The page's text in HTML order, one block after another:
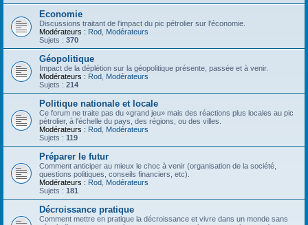
Economie
Discussions traitant de l'impact du pic pétrolier sur l'économie.
Modérateurs : Rod Modérateurs
Sujets : 370
Géopolitique
Impact de la déplétion sur la géopolitique présente, passée et à venir.
Modérateurs : Rod Modérateurs
Sujets : 214
Politique nationale et locale
Ce forum ne traite pas du «grand jeu» mais des réactions plus locales au pic
pétrolier, à l'échelle du pays, des régions, ou des villes.
Modérateurs : Rod Modérateurs
Sujets : 119
Préparer le futur
Comment anticiper au mieux le choc à venir (organisation de la société,
questions politiques, conseils financiers, etc).
Modérateurs : Rod Modérateurs
Sujets : 181
Décroissance pratique
Comment mettre en pratique la décroissance et vivre dans un monde sans